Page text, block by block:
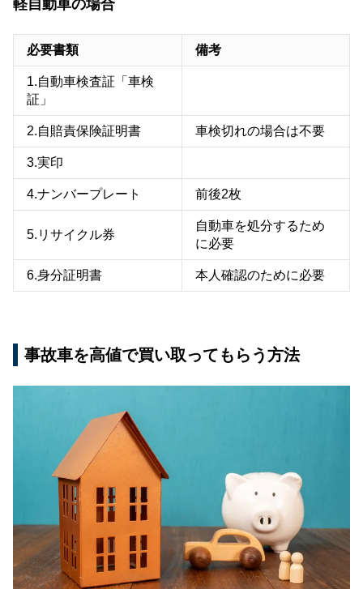
軽自動車の場合
必要書類 備考
1.自動車検査証「車検
証」
2.自賠責保険証明書 車検切れの場合は不要
3.実印
4.ナンバープレート 前後2枚
5.リサイクル券
自動車を処分するため
に必要
6.身分証明書 本人確認のために必要
事故車を高値で買い取ってもらう方法